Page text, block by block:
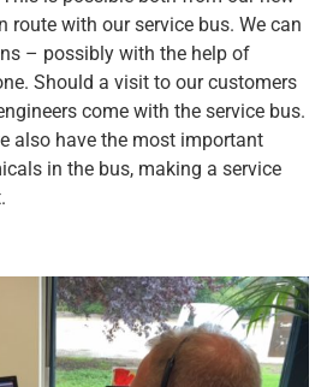
route with our service bus. We can
– possibly with the help of
Should a visit to our customers
come with the service bus.
also have the most important
in the bus, making a service